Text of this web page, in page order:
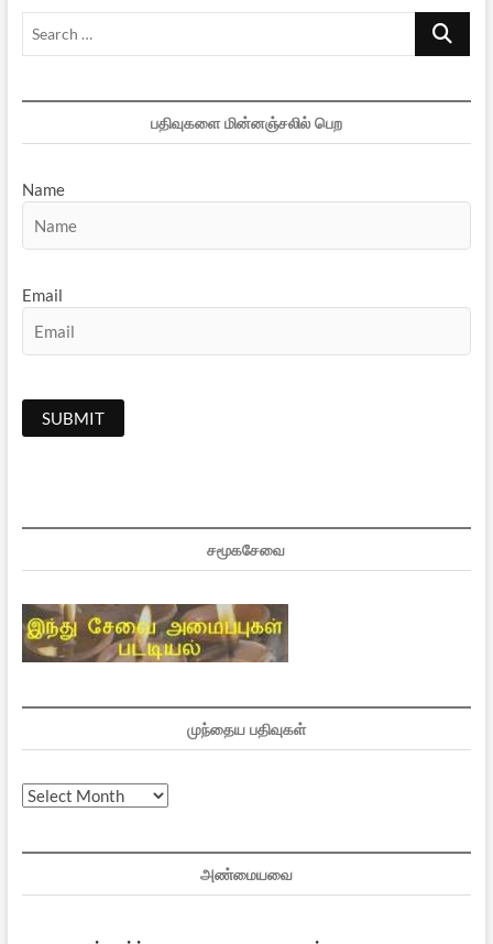
Search
பதிவுகளை மின்னஞ்சலில் பெற
Name
Email
சமூகசேவை
முந்தைய பதிவுகள்
முந்தைய
அண்மையவை